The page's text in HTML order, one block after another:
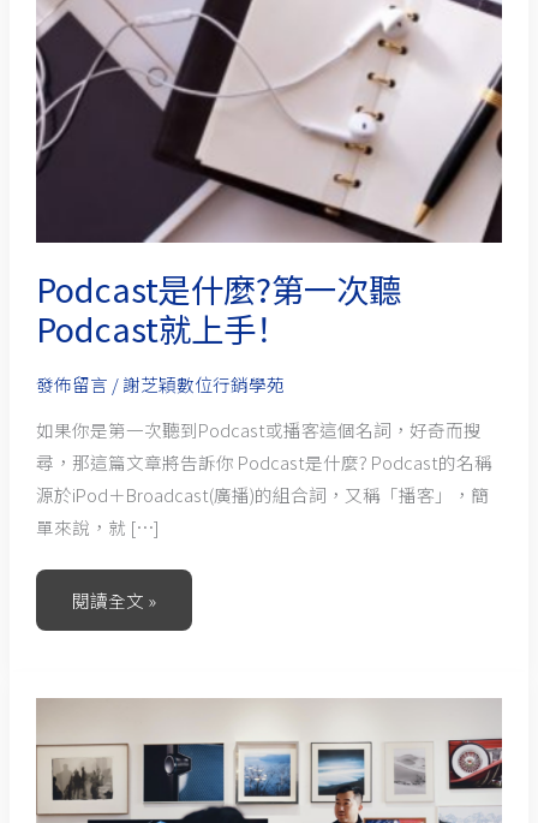
Podcast是什麼?第一次聽
Podcast就上手！
發佈留言 /謝芝穎數位行銷學苑
如果你是第一次聽到Podcast或播客這個名詞，好奇而搜
尋，那這篇文章將告訴你 Podcast是什麼? Podcast的名稱
源於iPod＋Broadcast(廣播)的組合詞，又稱「播客」，簡
單來說，就 […]
聽
Podcast
就
上
閱讀全文 »
什
麼
要